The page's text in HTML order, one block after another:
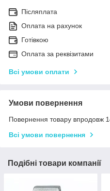
Післяплата
Оплата на рахунок
Готівкою
Оплата за реквізитами
Всі умови оплати
Умови повернення
Повернення товару впродовж
Всі умови повернення
Подібні товари компанії